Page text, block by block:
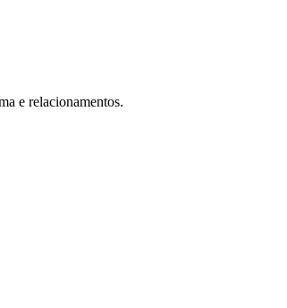
e relacionamentos.